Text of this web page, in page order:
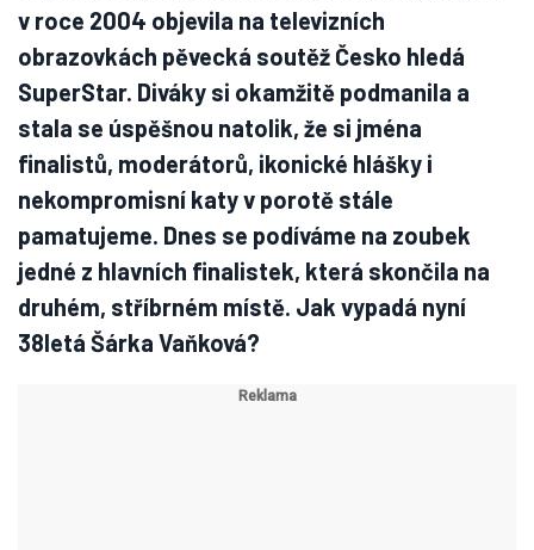
v roce 2004 objevila na televizních
obrazovkách pěvecká soutěž Česko hledá
SuperStar. Diváky si okamžitě podmanila a
stala se úspěšnou natolik, že si jména
finalistů, moderátorů, ikonické hlášky i
nekompromisní katy v porotě stále
pamatujeme. Dnes se podíváme na zoubek
jedné z hlavních finalistek, která skončila na
druhém, stříbrném místě. Jak vypadá nyní
38letá Šárka Vaňková?